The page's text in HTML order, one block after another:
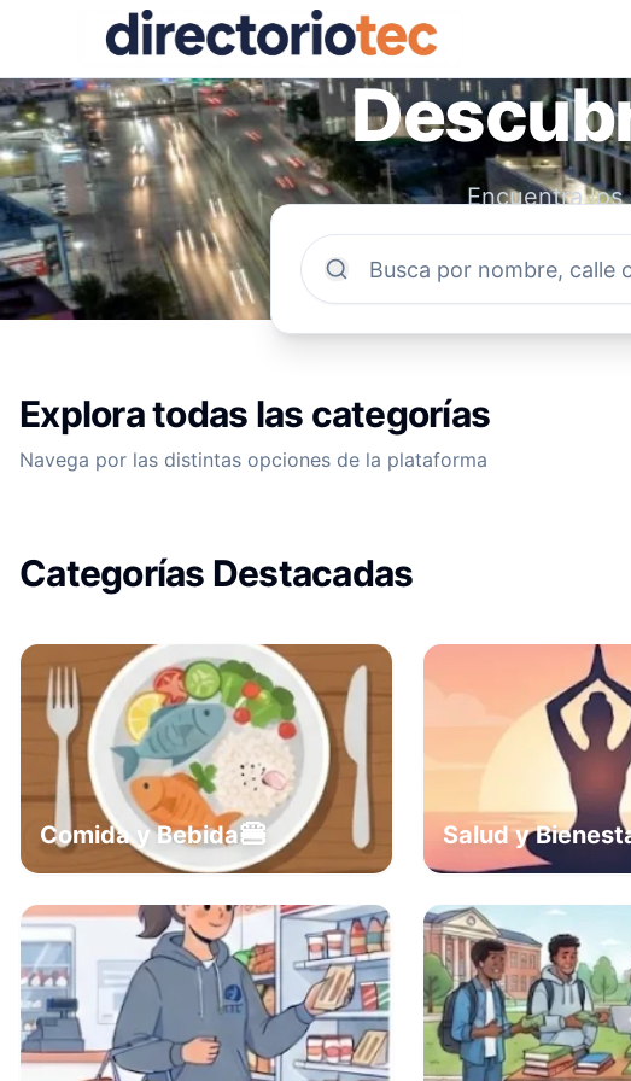
Encuentra
comunidad.
Explora todas las categorías
Navega por las distintas opciones de la plataforma
Categorías Destacadas
Comida y Bebida🍔 Salud y